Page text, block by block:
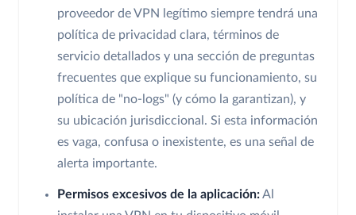
proveedor de VPN legítimo siempre tendrá una
política de privacidad clara, términos de
servicio detallados y una sección de preguntas
frecuentes que explique su funcionamiento, su
política de "no-logs" (y cómo la garantizan), y
su ubicación jurisdiccional. Si esta información
es vaga, confusa o inexistente, es una señal de
alerta importante.
Permisos excesivos de la aplicación:Al